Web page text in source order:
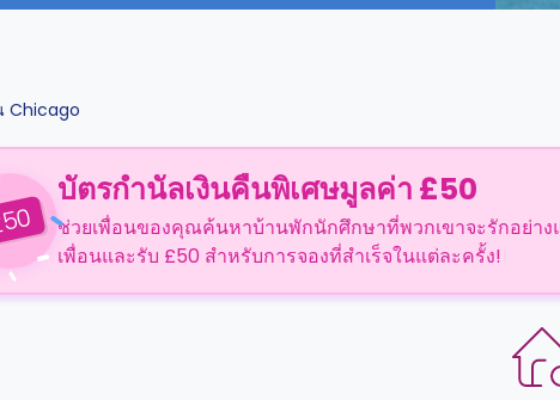
Chicago
50
บัตรกำนัลเงินคืนพิเศษมูลค่า £50
ช่วยเพื่อนของคุณค้นหาบ้านพักนักศึกษาที่พวกเขาจะรักอย่าง
เพื่อนและรับ £50 สำหรับการจองที่สำเร็จในแต่ละครั้ง!